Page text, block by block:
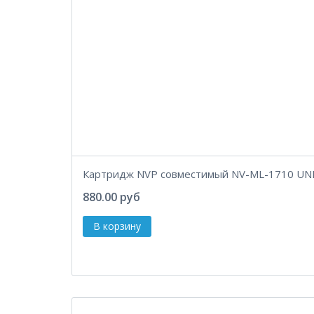
Картридж NVP совместимый NV-ML-1710
880.00 руб